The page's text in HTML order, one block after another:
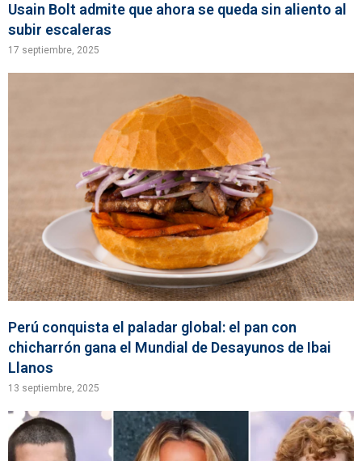
Usain Bolt admite que ahora se queda sin aliento al
subir escaleras
17 septiembre, 2025
Perú conquista el paladar global: el pan con
chicharrón gana el Mundial de Desayunos de Ibai
Llanos
13 septiembre, 2025